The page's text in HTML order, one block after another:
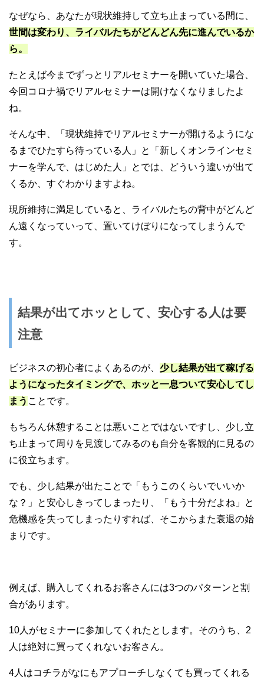
なぜなら、あなたが現状維持して立ち止まっている間に、
世間は変わり、ライバルたちがどんどん先に進んでいるか
ら。
たとえば今までずっとリアルセミナーを開いていた場合、
今回コロナ禍でリアルセミナーは開けなくなりましたよ
ね。
そんな中、「現状維持でリアルセミナーが開けるようにな
るまでひたすら待っている人」と「新しくオンラインセミ
ナーを学んで、はじめた人」とでは、どういう違いが出て
くるか、すぐわかりますよね。
現所維持に満足していると、ライバルたちの背中がどんど
ん遠くなっていって、置いてけぼりになってしまうんで
す。
結果が出てホッとして、安心する人は要
注意
ビジネスの初心者によくあるのが、 少し結果が出て稼げる
ようになったタイミングで、ホッと一息ついて安心してし
まう ことです。
もちろん休憩することは悪いことではないですし、少し立
ち止まって周りを見渡してみるのも自分を客観的に見るの
に役立ちます。
でも、少し結果が出たことで「もうこのくらいでいいか
な？」と安心しきってしまったり、「もう十分だよね」と
危機感を失ってしまったりすれば、そこからまた衰退の始
まりです。
例えば、購入してくれるお客さんには3つのパターンと割
合があります。
10人がセミナーに参加してくれたとします。そのうち、2
人は絶対に買ってくれないお客さん。
4人はコチラがなにもアプローチしなくても買ってくれる